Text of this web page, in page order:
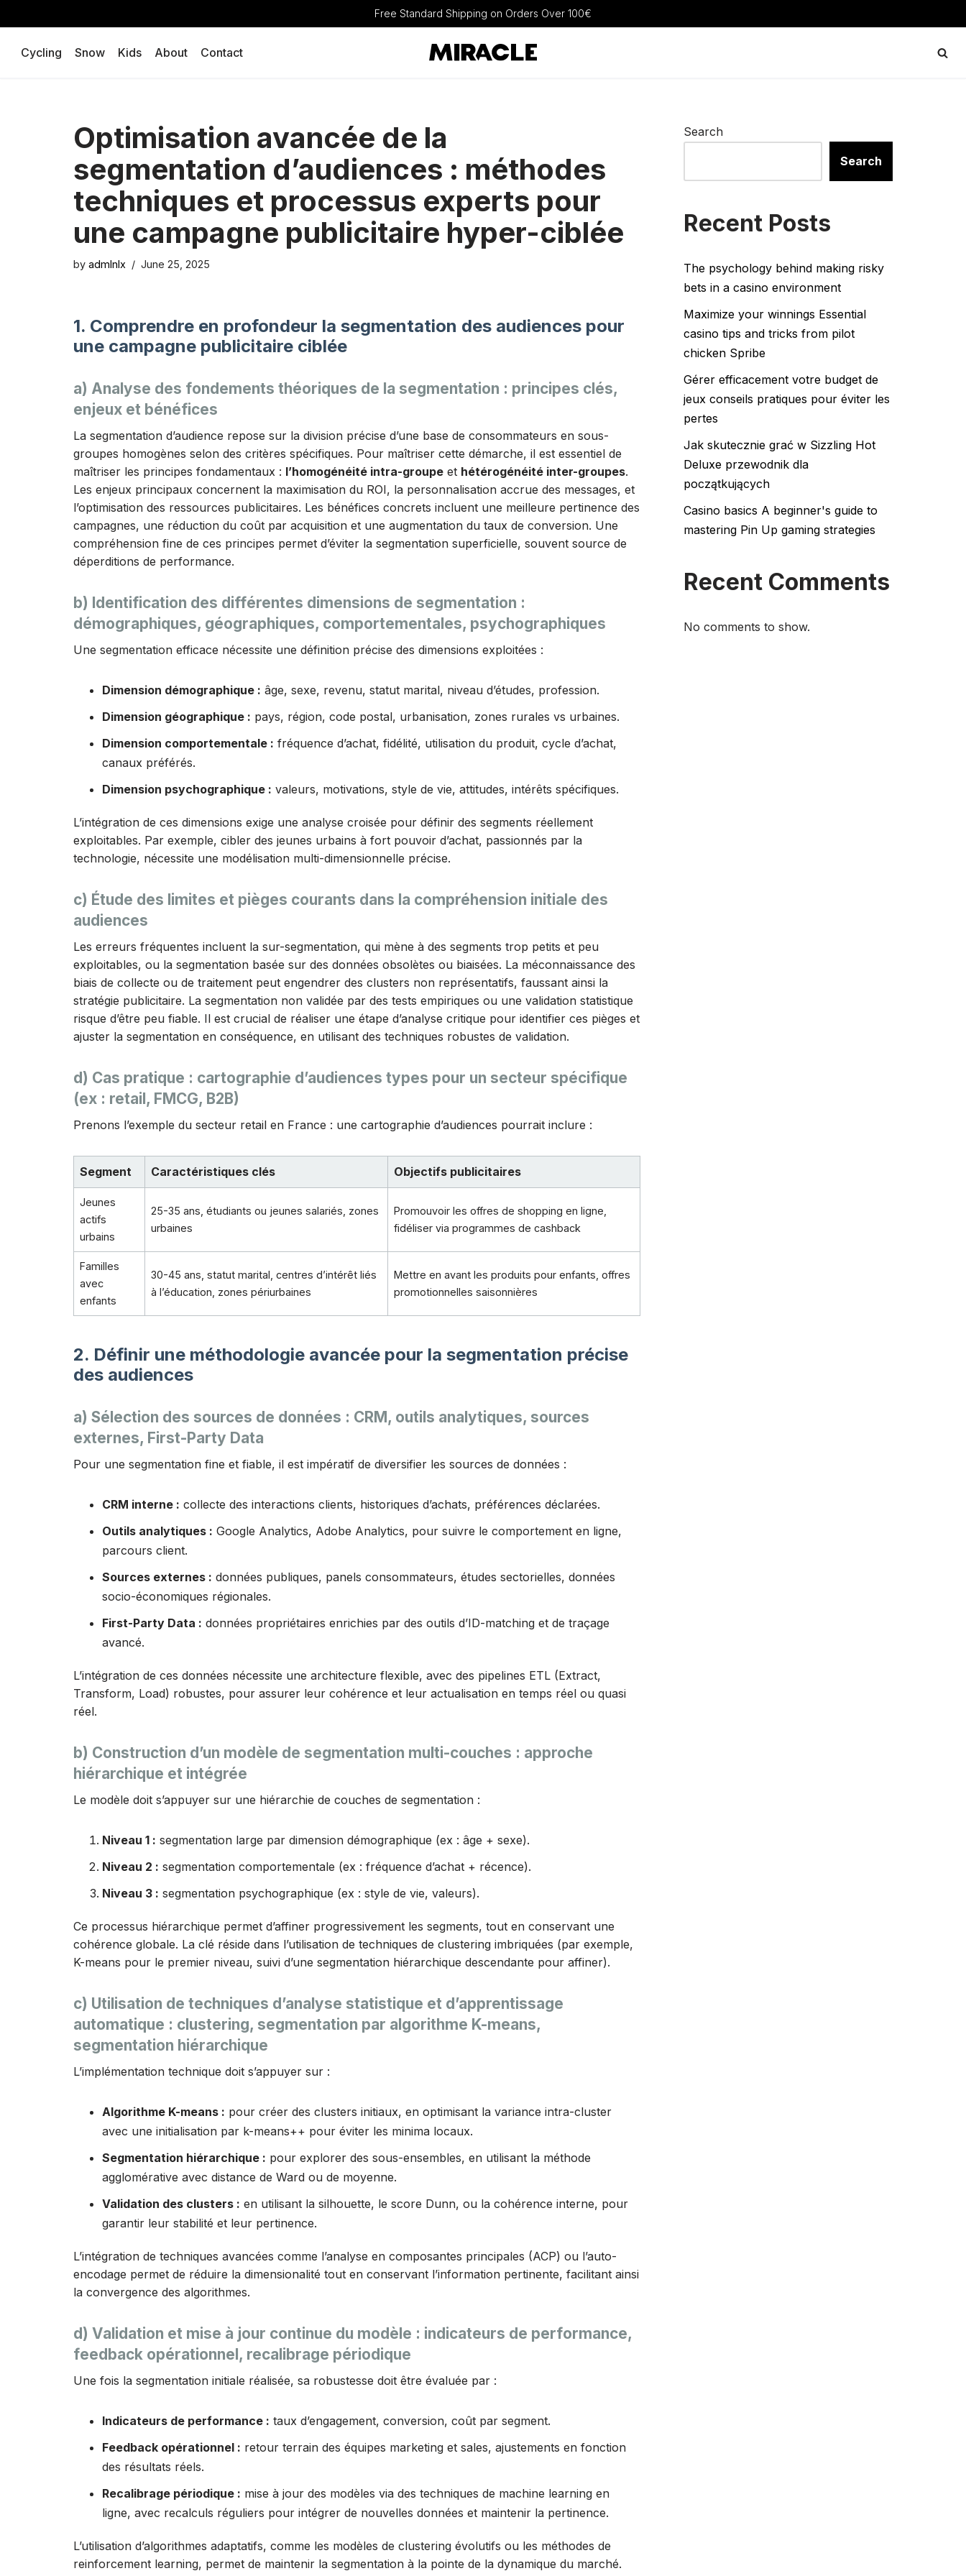
Free Standard Shipping on Orders Over 100€
Cycling Snow Kids About Contact
Optimisation avancée de la
segmentation d’audiences : méthodes
techniques et processus experts pour
une campagne publicitaire hyper-ciblée
by admlnlx June 25, 2025
1. Comprendre en profondeur la segmentation des audiences pour
une campagne publicitaire ciblée
a) Analyse des fondements théoriques de la segmentation : principes clés,
enjeux et bénéfices
La segmentation d’audience repose sur la division précise d’une base de consommateurs en sous-
groupes homogènes selon des critères spécifiques. Pour maîtriser cette démarche, il est essentiel de
maîtriser les principes fondamentaux : l’homogénéité intra-groupe et hétérogénéité inter-groupes.
Les enjeux principaux concernent la maximisation du ROI, la personnalisation accrue des messages, et
l’optimisation des ressources publicitaires. Les bénéfices concrets incluent une meilleure pertinence des
campagnes, une réduction du coût par acquisition et une augmentation du taux de conversion. Une
compréhension fine de ces principes permet d’éviter la segmentation superficielle, souvent source de
déperditions de performance.
b) Identification des différentes dimensions de segmentation :
démographiques, géographiques, comportementales, psychographiques
Une segmentation efficace nécessite une définition précise des dimensions exploitées :
Dimension démographique : âge, sexe, revenu, statut marital, niveau d’études, profession.
Dimension géographique : pays, région, code postal, urbanisation, zones rurales vs urbaines.
Dimension comportementale : fréquence d’achat, fidélité, utilisation du produit, cycle d’achat,
canaux préférés.
Dimension psychographique : valeurs, motivations, style de vie, attitudes, intérêts spécifiques.
L’intégration de ces dimensions exige une analyse croisée pour définir des segments réellement
exploitables. Par exemple, cibler des jeunes urbains à fort pouvoir d’achat, passionnés par la
technologie, nécessite une modélisation multi-dimensionnelle précise.
c) Étude des limites et pièges courants dans la compréhension initiale des
audiences
Les erreurs fréquentes incluent la sur-segmentation, qui mène à des segments trop petits et peu
exploitables, ou la segmentation basée sur des données obsolètes ou biaisées. La méconnaissance des
biais de collecte ou de traitement peut engendrer des clusters non représentatifs, faussant ainsi la
stratégie publicitaire. La segmentation non validée par des tests empiriques ou une validation statistique
risque d’être peu fiable. Il est crucial de réaliser une étape d’analyse critique pour identifier ces pièges et
ajuster la segmentation en conséquence, en utilisant des techniques robustes de validation.
d) Cas pratique : cartographie d’audiences types pour un secteur spécifique
(ex : retail, FMCG, B2B)
Prenons l’exemple du secteur retail en France : une cartographie d’audiences pourrait inclure :
Segment Caractéristiques clés Objectifs publicitaires
Jeunes
actifs
urbains
25-35 ans, étudiants ou jeunes salariés, zones
urbaines
Promouvoir les offres de shopping en ligne,
fidéliser via programmes de cashback
Familles
avec
enfants
30-45 ans, statut marital, centres d’intérêt liés
à l’éducation, zones périurbaines
Mettre en avant les produits pour enfants, offres
promotionnelles saisonnières
2. Définir une méthodologie avancée pour la segmentation précise
des audiences
a) Sélection des sources de données : CRM, outils analytiques, sources
externes, First-Party Data
Pour une segmentation fine et fiable, il est impératif de diversifier les sources de données :
CRM interne : collecte des interactions clients, historiques d’achats, préférences déclarées.
Outils analytiques : Google Analytics, Adobe Analytics, pour suivre le comportement en ligne,
parcours client.
Sources externes : données publiques, panels consommateurs, études sectorielles, données
socio-économiques régionales.
First-Party Data : données propriétaires enrichies par des outils d’ID-matching et de traçage
avancé.
L’intégration de ces données nécessite une architecture flexible, avec des pipelines ETL (Extract,
Transform, Load) robustes, pour assurer leur cohérence et leur actualisation en temps réel ou quasi
réel.
b) Construction d’un modèle de segmentation multi-couches : approche
hiérarchique et intégrée
Le modèle doit s’appuyer sur une hiérarchie de couches de segmentation :
Niveau 1 : segmentation large par dimension démographique (ex : âge + sexe).
Niveau 2 : segmentation comportementale (ex : fréquence d’achat + récence).
Niveau 3 : segmentation psychographique (ex : style de vie, valeurs).
Ce processus hiérarchique permet d’affiner progressivement les segments, tout en conservant une
cohérence globale. La clé réside dans l’utilisation de techniques de clustering imbriquées (par exemple,
K-means pour le premier niveau, suivi d’une segmentation hiérarchique descendante pour affiner).
c) Utilisation de techniques d’analyse statistique et d’apprentissage
automatique : clustering, segmentation par algorithme K-means,
segmentation hiérarchique
L’implémentation technique doit s’appuyer sur :
Algorithme K-means : pour créer des clusters initiaux, en optimisant la variance intra-cluster
avec une initialisation par k-means++ pour éviter les minima locaux.
Segmentation hiérarchique : pour explorer des sous-ensembles, en utilisant la méthode
agglomérative avec distance de Ward ou de moyenne.
Validation des clusters : en utilisant la silhouette, le score Dunn, ou la cohérence interne, pour
garantir leur stabilité et leur pertinence.
L’intégration de techniques avancées comme l’analyse en composantes principales (ACP) ou l’auto-
encodage permet de réduire la dimensionalité tout en conservant l’information pertinente, facilitant ainsi
la convergence des algorithmes.
d) Validation et mise à jour continue du modèle : indicateurs de performance,
feedback opérationnel, recalibrage périodique
Une fois la segmentation initiale réalisée, sa robustesse doit être évaluée par :
Indicateurs de performance : taux d’engagement, conversion, coût par segment.
Feedback opérationnel : retour terrain des équipes marketing et sales, ajustements en fonction
des résultats réels.
Recalibrage périodique : mise à jour des modèles via des techniques de machine learning en
ligne, avec recalculs réguliers pour intégrer de nouvelles données et maintenir la pertinence.
L’utilisation d’algorithmes adaptatifs, comme les modèles de clustering évolutifs ou les méthodes de
reinforcement learning, permet de maintenir la segmentation à la pointe de la dynamique du marché.
Search
Search
Recent Posts
The psychology behind making risky
bets in a casino environment
Maximize your winnings Essential
casino tips and tricks from pilot
chicken Spribe
Gérer efficacement votre budget de
jeux conseils pratiques pour éviter les
pertes
Jak skutecznie grać w Sizzling Hot
Deluxe przewodnik dla
początkujących
Casino basics A beginner's guide to
mastering Pin Up gaming strategies
Recent Comments
No comments to show.